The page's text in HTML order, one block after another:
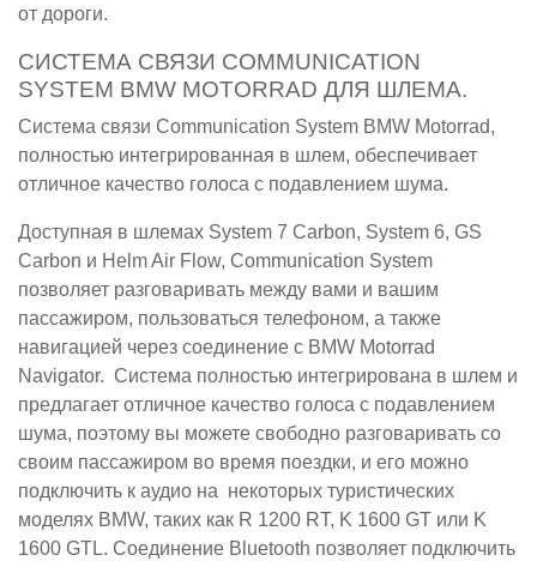
от дороги.
СИСТЕМА СВЯЗИ COMMUNICATION
SYSTEM BMW MOTORRAD ДЛЯ ШЛЕМА.
Система связи Communication System BMW Motorrad,
полностью интегрированная в шлем, обеспечивает
отличное качество голоса с подавлением шума.
Доступная в шлемах System 7 Carbon, System 6, GS
Carbon и Helm Air Flow, Communication System
позволяет разговаривать между вами и вашим
пассажиром, пользоваться телефоном, а также
навигацией через соединение с BMW Motorrad
Navigator. Система полностью интегрирована в шлем и
предлагает отличное качество голоса с подавлением
шума, поэтому вы можете свободно разговаривать со
своим пассажиром во время поездки, и его можно
подключить к аудио на некоторых туристических
моделях BMW, таких как R 1200 RT, K 1600 GT или K
1600 GTL. Соединение Bluetooth позволяет подключить